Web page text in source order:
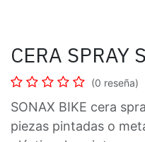
CERA SPRAY
(0 reseña)
SONAX BIKE cera
piezas pintadas o